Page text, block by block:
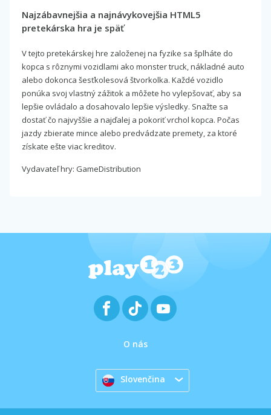
Najzábavnejšia a najnávykovejšia HTML5
pretekárska hra je späť
V tejto pretekárskej hre založenej na fyzike sa šplháte do
kopca s rôznymi vozidlami ako monster truck, nákladné auto
alebo dokonca šesťkolesová štvorkolka. Každé vozidlo
ponúka svoj vlastný zážitok a môžete ho vylepšovať, aby sa
lepšie ovládalo a dosahovalo lepšie výsledky. Snažte sa
dostať čo najvyššie a najďalej a pokoriť vrchol kopca. Počas
jazdy zbierate mince alebo predvádzate premety, za ktoré
získate ešte viac kreditov.
Vydavateľ hry: GameDistribution
O nás
Slovenčina